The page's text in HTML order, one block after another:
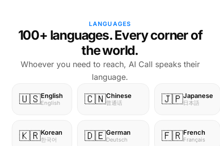
LANGUAGES
100+ languages. Every corner of
the world.
Whoever you need to reach, AI Call speaks their
language.
🇺🇸English
English 🇨🇳Chinese
普通话 🇯🇵Japanese
日本語
🇰🇷Korean
한국어 🇩🇪German
Deutsch 🇫🇷French
Français